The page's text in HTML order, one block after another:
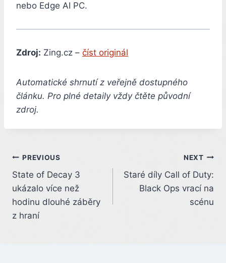
nebo Edge AI PC.
Zdroj: Zing.cz – číst originál
Automatické shrnutí z veřejně dostupného
článku. Pro plné detaily vždy čtěte původní
zdroj.
Post
navigation
PREVIOUS
State of Decay 3
ukázalo více než
hodinu dlouhé záběry
z hraní
NEXT
Staré díly Call of Duty:
Black Ops vrací na
scénu